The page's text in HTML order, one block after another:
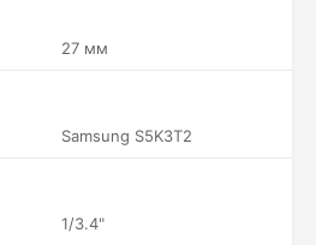
27 мм
Samsung S5K3T2
1/3.4"